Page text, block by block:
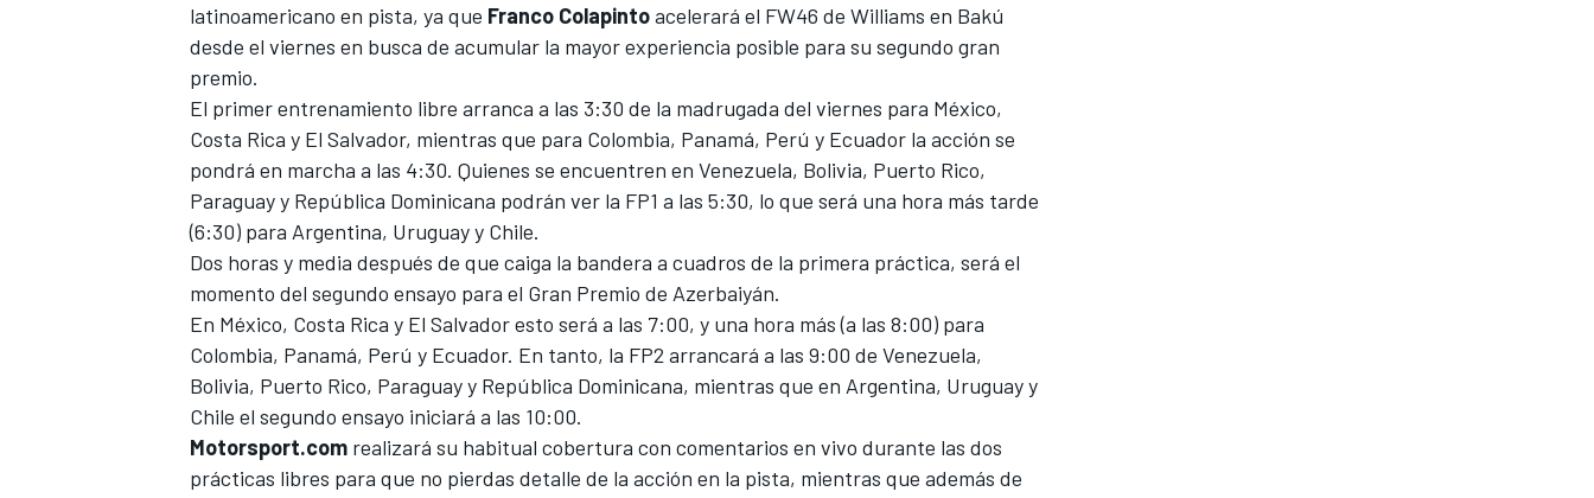
WRC
latinoamericano en pista, ya que Franco Colapintoacelerará el FW46 de Williams en Bakú
desde el viernes en busca de acumular la mayor experiencia posible para su segundo gran
premio.
El primer entrenamiento libre arranca a las 3:30 de la madrugada del viernes para México,
Costa Rica y El Salvador, mientras que para Colombia, Panamá, Perú y Ecuador la acción se
pondrá en marcha a las 4:30. Quienes se encuentren en Venezuela, Bolivia, Puerto Rico,
Paraguay y República Dominicana podrán ver la FP1 a las 5:30, lo que será una hora más tarde
(6:30) para Argentina, Uruguay y Chile.
Dos horas y media después de que caiga la bandera a cuadros de la primera práctica, será el
momento del segundo ensayo para el Gran Premio de Azerbaiyán.
En México, Costa Rica y El Salvador esto será a las 7:00, y una hora más (a las 8:00) para
Colombia, Panamá, Perú y Ecuador. En tanto, la FP2 arrancará a las 9:00 de Venezuela,
Bolivia, Puerto Rico, Paraguay y República Dominicana, mientras que en Argentina, Uruguay y
Chile el segundo ensayo iniciará a las 10:00.
Motorsport.com realizará su habitual cobertura con comentarios en vivo durante las dos
prácticas libres para que no pierdas detalle de la acción en la pista, mientras que además de